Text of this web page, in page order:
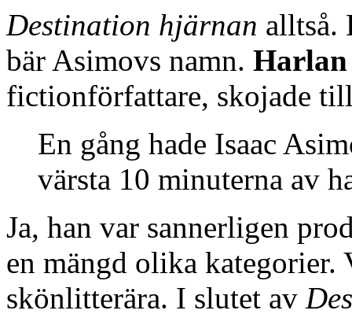
Destination hjärnan alltså.
bär Asimovs namn.
fictionförfattare, skojade
En gång hade Isaac
värsta 10 minuterna av
Ja, han var sannerligen
en mängd olika kategorier.
skönlitterära. I slutet av